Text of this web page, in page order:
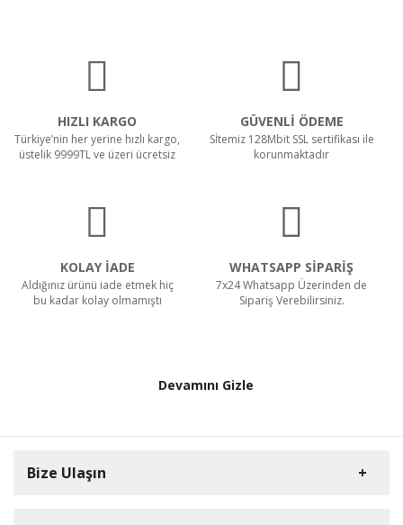
HIZLI KARGO
Türkiye’nin her yerine hızlı kargo,
üstelik 9999TL ve üzeri ücretsiz
GÜVENLİ ÖDEME
Sİtemiz 128Mbit SSL sertifikası ile
korunmaktadır
KOLAY İADE
Aldığınız ürünü iade etmek hiç
bu kadar kolay olmamıştı
WHATSAPP SİPARİŞ
7x24 Whatsapp Üzerinden de
Sipariş Verebilirsiniz.
Devamını Gizle
Bize Ulaşın